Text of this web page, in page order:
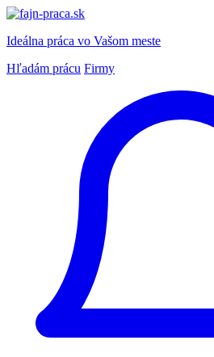
Ideálna práca vo Vašom meste
Hľadám prácu Firmy